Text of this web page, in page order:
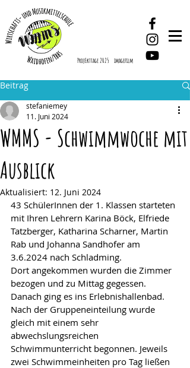
imagefilm
ProjEkttage 2025
Beitrag
WMMS - Schwimmwoche mit
Ausblick
stefaniemey
11. Juni 2024
Aktualisiert: 12. Juni 2024
43 SchülerInnen der 1. Klassen starteten
mit Ihren Lehrern Karina Böck, Elfriede
Tatzberger, Katharina Scharner, Martin
Rab und Johanna Sandhofer am
3.6.2024 nach Schladming.
Dort angekommen wurden die Zimmer
bezogen und zu Mittag gegessen.
Danach ging es ins Erlebnishallenbad.
Nach der Gruppeneinteilung wurde
gleich mit einem sehr
abwechslungsreichen
Schwimmunterricht begonnen. Jeweils
zwei Schwimmeinheiten pro Tag ließen